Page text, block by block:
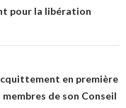
pour la libération
en première
de son Conseil